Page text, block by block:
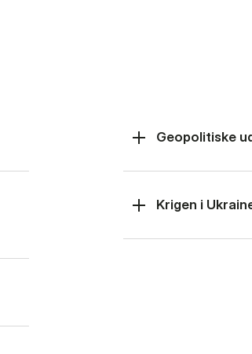
Geopolitiske
Krigen i